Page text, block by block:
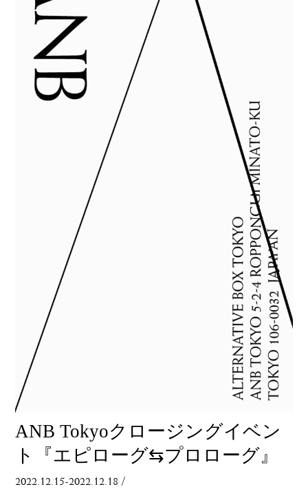
ANB Tokyoクロージングイベン
ト『エピローグ⇆プロローグ』
2022.12.15-2022.12.18 /